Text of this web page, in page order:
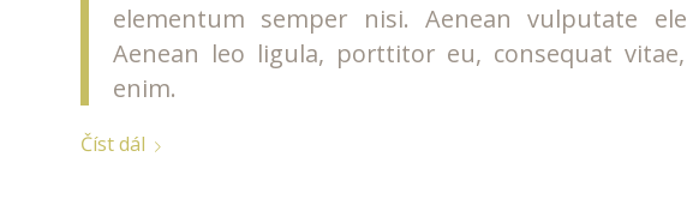
elementum semper nisi. Aenean vulputate
Aenean leo ligula, porttitor eu, consequat
enim.
Číst dál